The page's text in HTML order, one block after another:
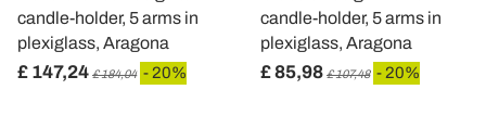
candle-holder, 5 arms in
plexiglass, Aragona
£ 147,24 £ 184,04 - 20%
candle-holder, 5 arms in
plexiglass, Aragona
£ 85,98 £ 107,48 - 20%